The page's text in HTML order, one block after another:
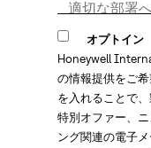
オプトイン
Honeywell
の情報提供をご
を入れることで
特別オファー、
ング関連の電子